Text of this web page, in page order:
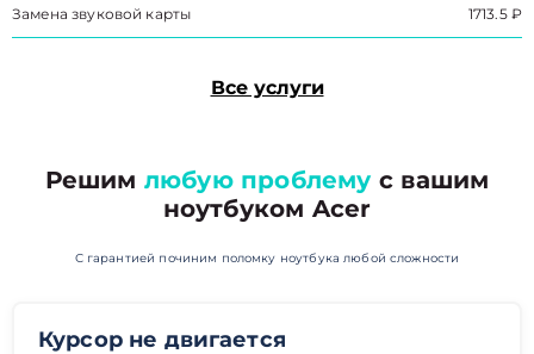
Замена звуковой карты 1713.5 ₽
Все услуги
Решим любую проблему с вашим
ноутбуком Acer
С гарантией починим поломку ноутбука любой сложности
Курсор не двигается